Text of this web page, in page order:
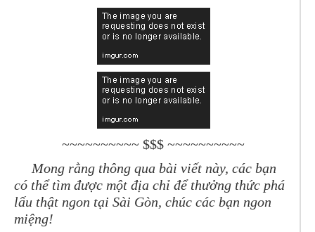
~~~~~~~~~~ $$$ ~~~~~~~~~~
Mong rằng thông qua bài viết này, các bạn
có thể tìm được một địa chỉ để thưởng thức phá
lấu thật ngon tại Sài Gòn, chúc các bạn ngon
miệng!